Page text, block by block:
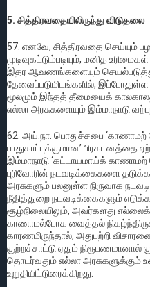
5. சித்திரவதையிலிருந்து விடுதலை
57. எனவே, சித்திரவதை செய்யும்
முடிவுகட்டும்படியும், மனித
இதர ஆவணங்களையும்
தேவைப்படுமிடங்களில்,
மூலமும் இந்தத் தீமையைக்
எல்லா அரசுகளையும் இம்மாநாடு
62. அய்.நா. பொதுச்சபை
பாதுகாப்புக்குமான’
இம்மாநாடு ‘கட்டாயமாய்க்
புரிவோரின் நடவடிக்கைகளை
அரசுகளும் பலனுள்ள நிருவாக
நீதித்துறை நடவடிக்கைகளும்
சூழ்நிலையிலும், அவர்களது
காணாமல்போக வைத்தல்
காரணமிருந்தால், அதுபற்றி
குற்றச்சாட்டு ஏதும் நிரூபணமானால்
தொடர்வதும் எல்லா அரசுகளுக்கும்
உறுதியிட்டுரைக்கிறது.